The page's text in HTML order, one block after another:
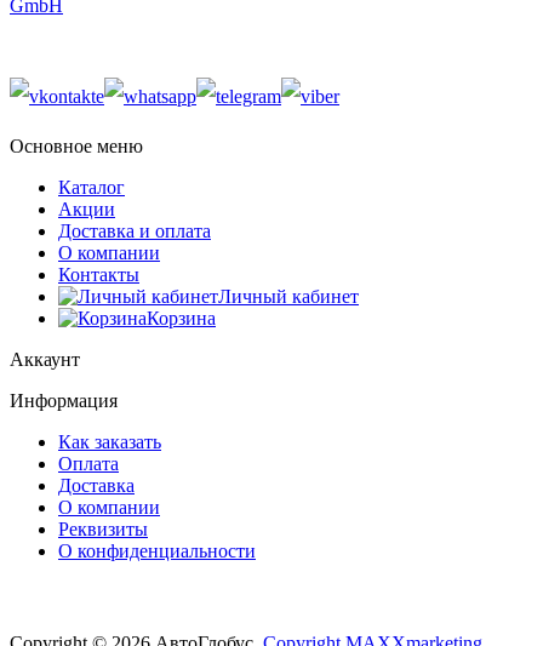
GmbH
Основное меню
Каталог
Акции
Доставка и оплата
О компании
Контакты
Личный кабинет
Корзина
Аккаунт
Информация
Как заказать
Оплата
Доставка
О компании
Реквизиты
О конфиденциальности